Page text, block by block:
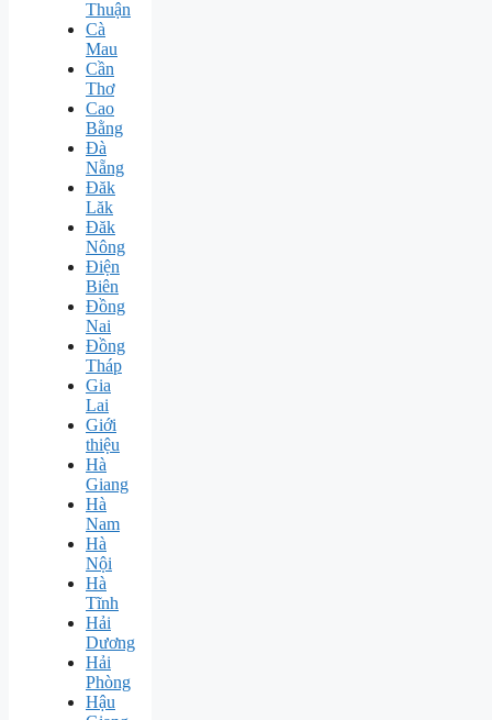
Thuận
Cà
Mau
Cần
Thơ
Cao
Bằng
Đà
Nẵng
Đăk
Lăk
Đăk
Nông
Điện
Biên
Đồng
Nai
Đồng
Tháp
Gia
Lai
Giới
thiệu
Hà
Giang
Hà
Nam
Hà
Nội
Hà
Tĩnh
Hải
Dương
Hải
Phòng
Hậu